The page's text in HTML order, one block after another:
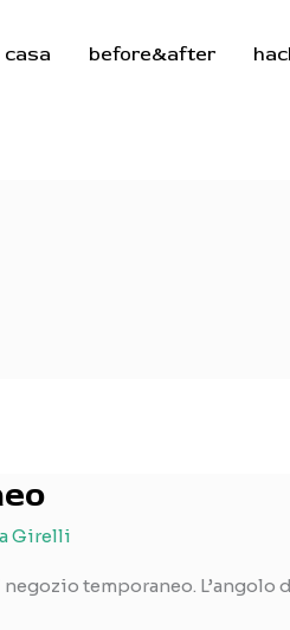
casa before&after
Girelli
temporaneo. L’angolo